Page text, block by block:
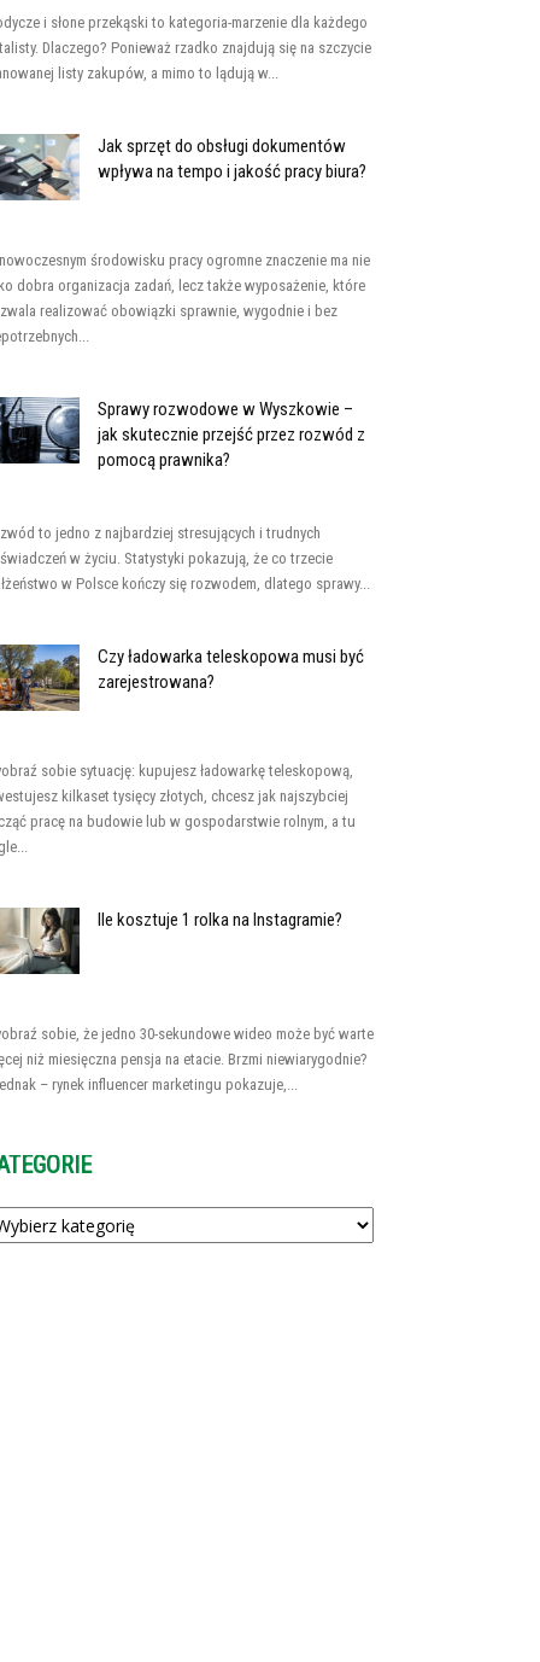
i słone przekąski to kategoria-marzenie dla każdego
Dlaczego? Ponieważ rzadko znajdują się na szczycie
listy zakupów, a mimo to lądują w...
Jak sprzęt do obsługi dokumentów
wpływa na tempo i jakość pracy biura?
środowisku pracy ogromne znaczenie ma nie
dobra organizacja zadań, lecz także wyposażenie, które
realizować obowiązki sprawnie, wygodnie i bez
Sprawy rozwodowe w Wyszkowie –
jak skutecznie przejść przez rozwód z
pomocą prawnika?
to jedno z najbardziej stresujących i trudnych
w życiu. Statystyki pokazują, że co trzecie
w Polsce kończy się rozwodem, dlatego sprawy...
Czy ładowarka teleskopowa musi być
zarejestrowana?
sobie sytuację: kupujesz ładowarkę teleskopową,
kilkaset tysięcy złotych, chcesz jak najszybciej
pracę na budowie lub w gospodarstwie rolnym, a tu
Ile kosztuje 1 rolka na Instagramie?
sobie, że jedno 30-sekundowe wideo może być warte
niż miesięczna pensja na etacie. Brzmi niewiarygodnie?
– rynek influencer marketingu pokazuje,...